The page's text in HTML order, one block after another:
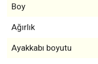
Boy
Ağırlık
Ayakkabı boyutu